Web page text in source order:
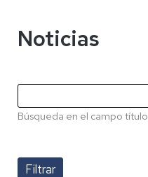
Noticias
Búsqueda en el campo título